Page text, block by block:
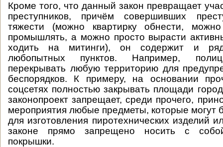
Кроме того, что данный закон превращает
преступников, причём совершивших
тяжести (можно квартирку обнести,
промышлять, а можно просто вырасти
ходить на митинги), он содержит и
любопытных пунктов. Например,
перекрывать любую территорию для
беспорядков. К примеру, на основании
соцсетях полностью закрывать площади
законопроект запрещает, среди прочего,
мероприятия любые предметы, которые могут
для изготовления пиротехнических изделий
законе прямо запрещено носить с
покрышки.